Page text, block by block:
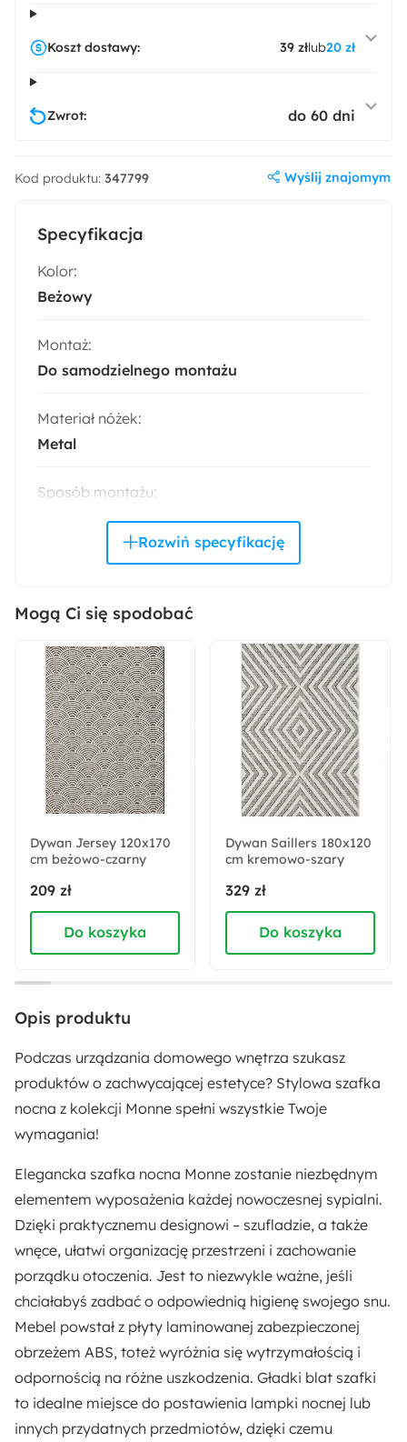
Specyfikacja
Kolor:
Beżowy
Montaż:
Do samodzielnego montażu
Materiał nóżek:
Metal
Sposób montażu:
Akcja specjalna:
Płyta laminowana
Materiał korpusu:
Płyta laminowana
Wykończenie frontów:
Matowe
Wykończenie korpusu:
Matowe
Zabezpieczenie obrzeży:
Obrzeża ABS
Wysokość:
56.2 cm
Głębokość:
39 cm
53.6 cm
Wysokość nóżek:
18.2 cm
Kolor nóżek:
Czarny
Kolor frontów:
Beżowy
Mogą Ci się spodobać
Dywan Jersey 120x170
cm beżowo-czarny
209 zł
Do koszyka
Dywan Saillers 180x120
cm kremowo-szary
329 zł
Do koszyka
Opis produktu
Podczas urządzania domowego wnętrza szukasz
produktów o zachwycającej estetyce? Stylowa szafka
nocna z kolekcji Monne spełni wszystkie Twoje
wymagania!
Elegancka szafka nocna Monne zostanie niezbędnym
elementem wyposażenia każdej nowoczesnej sypialni.
Dzięki praktycznemu designowi – szufladzie, a także
wnęce, ułatwi organizację przestrzeni i zachowanie
porządku otoczenia. Jest to niezwykle ważne, jeśli
chciałabyś zadbać o odpowiednią higienę swojego snu.
Mebel powstał z płyty laminowanej zabezpieczonej
obrzeżem ABS, toteż wyróżnia się wytrzymałością i
odpornością na różne uszkodzenia. Gładki blat szafki
to idealne miejsce do postawienia lampki nocnej lub
innych przydatnych przedmiotów, dzięki czemu
Koszt dostawy: 39 złlub20 zł
Zwrot: do 60 dni
Kod produktu: 347799 Wyślij znajomym